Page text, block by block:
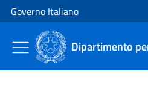
Vai al contenuto
Vai alla navigazione del sito
Governo Italiano
Dipartimento